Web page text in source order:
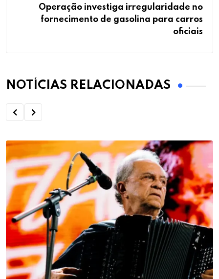
Operação investiga irregularidade no
fornecimento de gasolina para carros
oficiais
NOTÍCIAS RELACIONADAS